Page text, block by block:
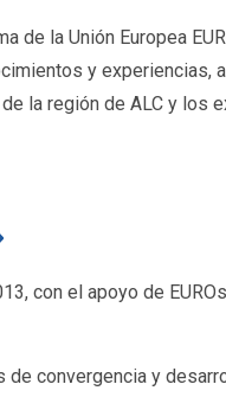
de la Unión Europea
y experiencias,
la región de ALC y los
con el apoyo de
convergencia y